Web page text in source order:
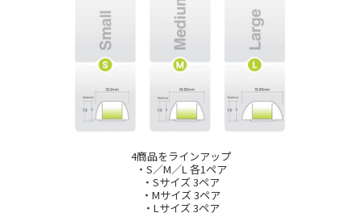
4商品をラインアップ
・S／M／L 各1ペア
・Sサイズ 3ペア
・Mサイズ 3ペア
・Lサイズ 3ペア